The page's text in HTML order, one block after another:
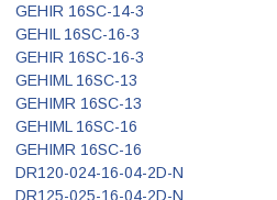
GEHIR 16SC-14-3
GEHIL 16SC-16-3
GEHIR 16SC-16-3
GEHIML 16SC-13
GEHIMR 16SC-13
GEHIML 16SC-16
GEHIMR 16SC-16
DR120-024-16-04-2D-N
DR125-025-16-04-2D-N